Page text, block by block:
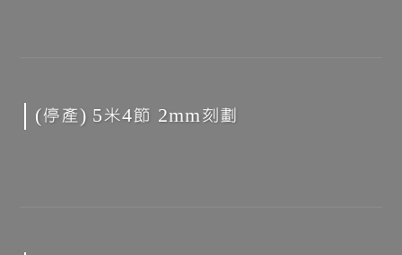
(停產) 5米4節 2mm刻劃